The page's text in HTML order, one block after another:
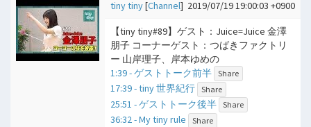
tiny tiny[Channel] 2019/07/19 19:00:03 +0900
【tiny tiny#89】ゲスト：Juice=Juice 金澤
朋子 コーナーゲスト：つばきファクトリ
ー 山岸理子、岸本ゆめの
1:39 - ゲストトーク前半 Share
17:39 - tiny 世界紀行 Share
25:51 - ゲストトーク後半 Share
36:32 - My tiny rule Share